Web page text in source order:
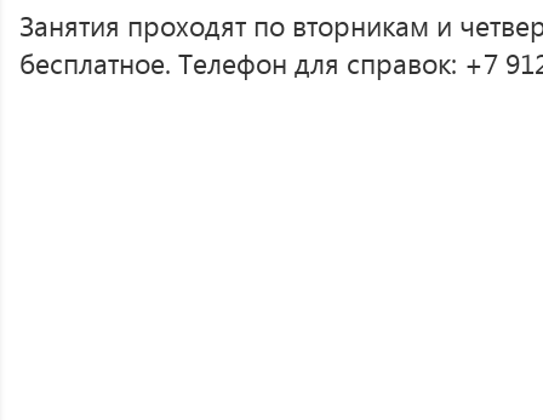
Занятия проходят по вторникам и
бесплатное. Телефон для справок: +7